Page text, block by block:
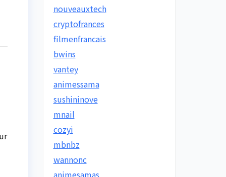
nouveauxtech
cryptofrances
filmenfrancais
bwins
vantey
animessama
sushininove
mnail
cozyi
mbnbz
wannonc
animesamas